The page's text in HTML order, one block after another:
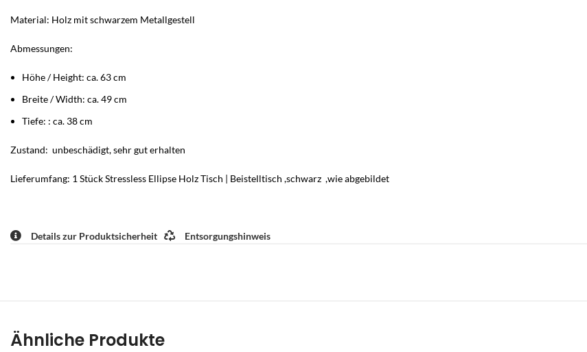
Material: Holz mit schwarzem Metallgestell
Abmessungen:
Höhe / Height: ca. 63 cm
Breite / Width: ca. 49 cm
Tiefe: : ca. 38 cm
Zustand: unbeschädigt, sehr gut erhalten
Lieferumfang: 1 Stück Stressless Ellipse Holz Tisch | Beistelltisch ,schwarz ,wie abgebildet
Details zur Produktsicherheit Entsorgungshinweis
Ähnliche Produkte